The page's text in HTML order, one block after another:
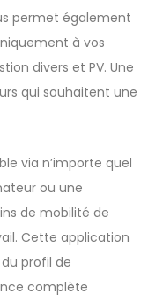
permet également
à vos
divers et PV. Une
qui souhaitent une
via n’importe quel
ou une
de mobilité de
Cette application
profil de
complète